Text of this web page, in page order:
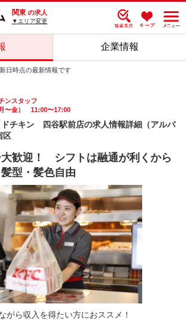
関東 の求人
▼エリア変更
企業情報
日時点の最新情報です
ンスタッフ
〜金） 11:00〜17:00
チキン 四谷駅前店の求人情報詳細（アルバ
区
歓迎！ シフトは融通が利くから
型・髪色自由
がら収入を得たい方におススメ！